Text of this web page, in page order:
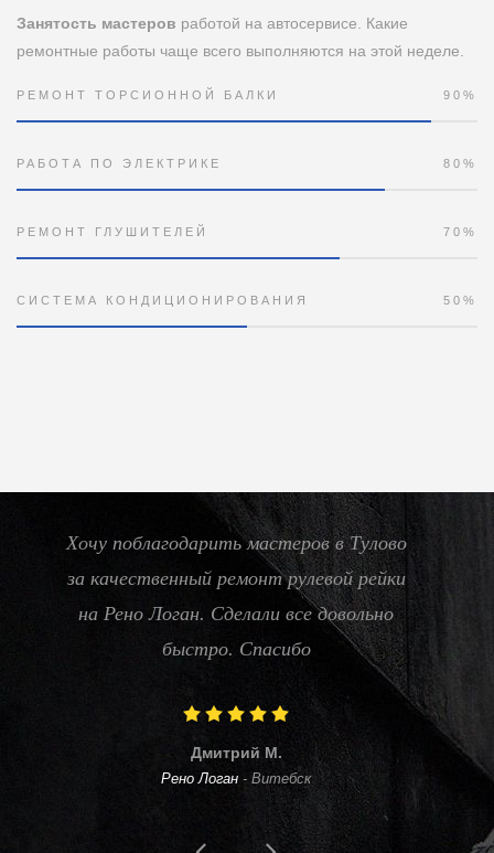
Занятость мастеров работой на автосервисе. Какие
ремонтные работы чаще всего выполняются на этой неделе.
РЕМОНТ ТОРСИОННОЙ БАЛКИ 90%
РАБОТА ПО ЭЛЕКТРИКЕ 80%
РЕМОНТ ГЛУШИТЕЛЕЙ 70%
СИСТЕМА КОНДИЦИОНИРОВАНИЯ 50%
Хочу поблагодарить мастеров в Тулово
за качественный ремонт рулевой рейки
на Рено Логан. Сделали все довольно
быстро. Спасибо
Дмитрий М.
Рено Логан - Витебск